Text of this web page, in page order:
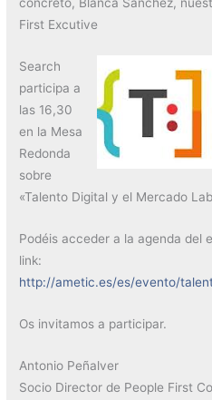
concreto, Blanca Sánchez,
First Excutive
Search
participa a
las 16,30
en la Mesa
Redonda
sobre
«Talento Digital y el Mercado
Podéis acceder a la agenda del
link:
http://ametic.es/es/evento/
Os invitamos a participar.
Antonio Peñalver
Socio Director de People First